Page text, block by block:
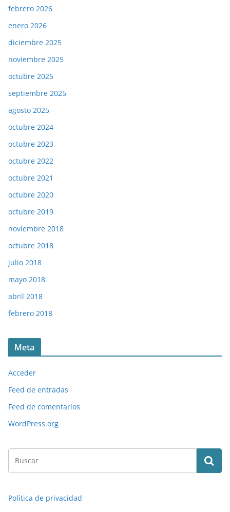
febrero 2026
enero 2026
diciembre 2025
noviembre 2025
octubre 2025
septiembre 2025
agosto 2025
octubre 2024
octubre 2023
octubre 2022
octubre 2021
octubre 2020
octubre 2019
noviembre 2018
octubre 2018
julio 2018
mayo 2018
abril 2018
febrero 2018
Meta
Acceder
Feed de entradas
Feed de comentarios
WordPress.org
Política de privacidad